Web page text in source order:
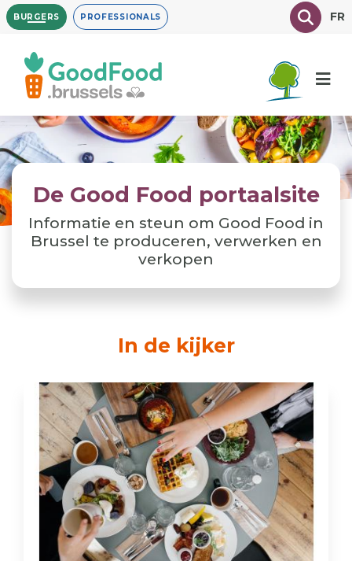
Overslaan
en
inhoud
gaan
BURGERS PROFESSIONALS TexteFR
De Good Food portaalsite
Informatie en steun om Good Food in
Brussel te produceren, verwerken en
verkopen
In de kijker